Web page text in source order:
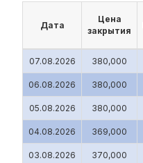
Дата
Цена
закрытия
07.08.2026 380,000
06.08.2026 380,000
05.08.2026 380,000
04.08.2026 369,000
03.08.2026 370,000